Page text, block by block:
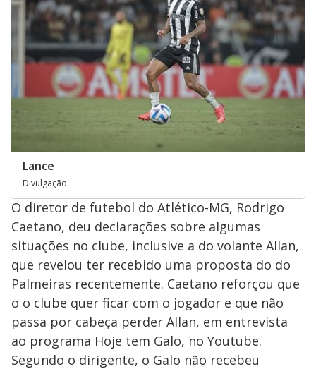
Lance
Divulgação
O diretor de futebol do Atlético-MG, Rodrigo
Caetano, deu declarações sobre algumas
situações no clube, inclusive a do volante Allan,
que revelou ter recebido uma proposta do do
Palmeiras recentemente. Caetano reforçou que
o o clube quer ficar com o jogador e que não
passa por cabeça perder Allan, em entrevista
ao programa Hoje tem Galo, no Youtube.
Segundo o dirigente, o Galo não recebeu